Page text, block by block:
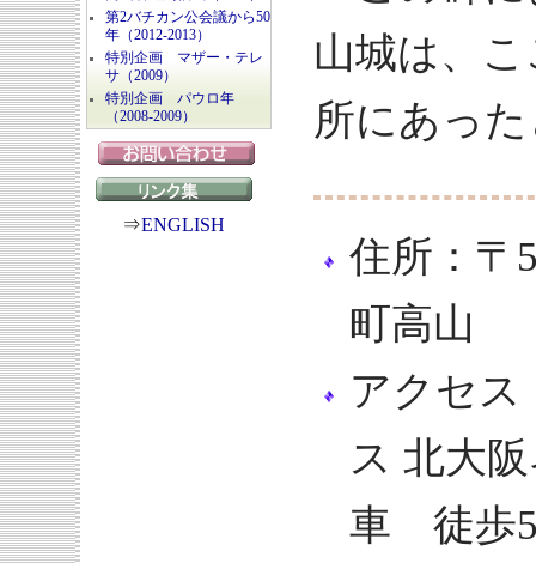
第2バチカン公会議から50
年（2012-2013）
特別企画 マザー・テレ
サ（2009）
特別企画 パウロ年
（2008-2009）
⇒ENGLISH
山城は、
所にあっ
住所：〒
町高山
アクセ
ス 北大
車 徒歩